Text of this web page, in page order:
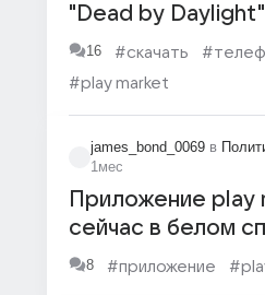
"Dead by
телефонах в
Market? Или
только на ПК?
16 #скачать
#play market
james_bond_0069 в
1мес
Приложение play
сейчас в белом
8 #приложение